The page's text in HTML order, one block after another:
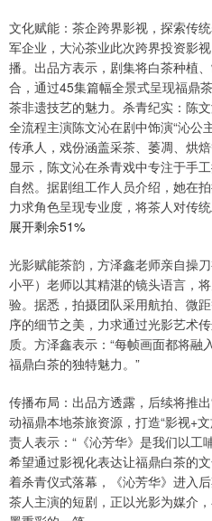
文化赋能：茶企跨界影视，探索传
军企业，大沁茶业此次跨界投资影
播。出品方表示，剧集将白茶种植
合，通过45集篇幅全景式呈现福鼎
茶非遗技艺的魅力。杀青纪实：陈
全流程主演陈文沁在剧中饰演“沁公
传承人，戏份涵盖采茶、萎凋、烘
显示，陈文沁在杀青戏中专注于手
自然。据剧组工作人员介绍，她在
力求角色呈现专业度，将茶人对传
展开剩余51%
光影赋能茶韵，方泽鑫老师亲自操
小平）老师以其精湛的镜头语言，
验。据悉，拍摄团队采用航拍、微
序的细节之美，力求通过光影艺术
质。方泽鑫表示：“每帧画面都将融
福鼎白茶的独特魅力。”
传播布局：出品方透露，后续将推
动福鼎本地茶旅资源，打造“影视+
责人表示：“《沁芳华》是我们以工
希望通过影视化表达让福鼎白茶的
着杀青仪式落幕，《沁芳华》进入
茶人主演的短剧，正以光影为媒介